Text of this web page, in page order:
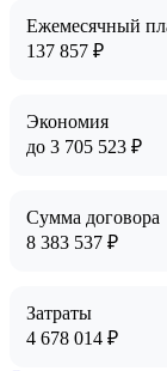
Ежемесячный
137 857 ₽
Экономия
до 3 705 523 ₽
Сумма договора
8 383 537 ₽
Затраты
4 678 014 ₽